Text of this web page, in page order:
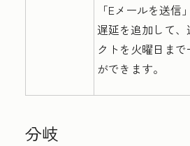
「Eメールを送
遅延を追加して
クトを火曜日ま
ができます。
分岐